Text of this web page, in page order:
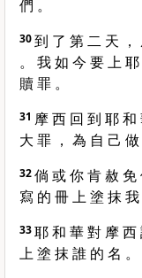
們 。
30到 了 第 二 天
。 我 如 今 要 上
贖 罪 。
31 摩 西 回 到 耶
大 罪 ， 為 自 己 做
32倘 或 你 肯 赦
寫 的 冊 上 塗 抹 我
33耶 和 華 對 摩
上 塗 抹 誰 的 名 。